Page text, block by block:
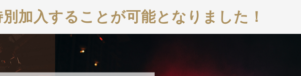
加入することが可能となりました！